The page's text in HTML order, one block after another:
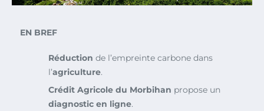
EN BREF
Réduction de l’empreinte carbone dans
l’agriculture.
Crédit Agricole du Morbihan propose un
diagnostic en ligne.